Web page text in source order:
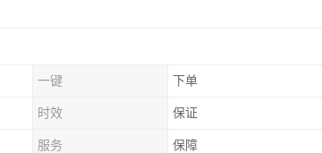
一键 下单
时效 保证
服务 保障